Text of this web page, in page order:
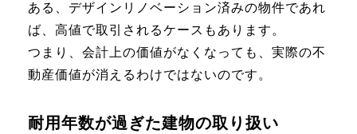
ある、デザインリノベーション済みの物件であれ
ば、高値で取引されるケースもあります。
つまり、会計上の価値がなくなっても、実際の不
動産価値が消えるわけではないのです。
耐用年数が過ぎた建物の取り扱い